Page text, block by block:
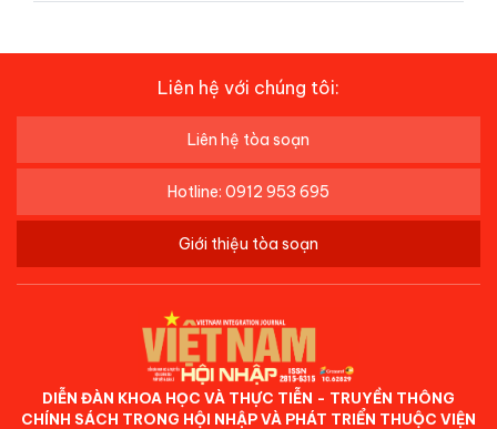
Liên hệ với chúng tôi:
Liên hệ tòa soạn
Hotline: 0912 953 695
Giới thiệu tòa soạn
DIỄN ĐÀN KHOA HỌC VÀ THỰC TIỄN - TRUYỀN THÔNG
CHÍNH SÁCH TRONG HỘI NHẬP VÀ PHÁT TRIỂN THUỘC VIỆN